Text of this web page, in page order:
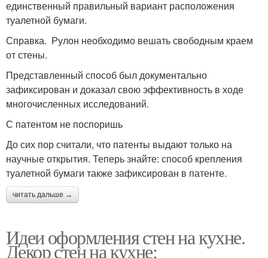
единственный правильный вариант расположения
туалетной бумаги.
Справка. Рулон необходимо вешать свободным краем
от стены.
Представленный способ был документально
зафиксирован и доказал свою эффективность в ходе
многочисленных исследований.
С патентом не поспоришь
До сих пор считали, что патенты выдают только на
научные открытия. Теперь знайте: способ крепления
туалетной бумаги также зафиксирован в патенте.
читать дальше →
Идеи оформления стен на кухне.
Декор стен на кухне: